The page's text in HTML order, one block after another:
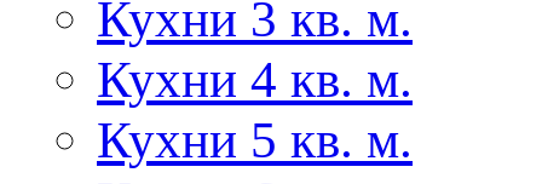
Кухни 3 кв. м.
Кухни 4 кв. м.
Кухни 5 кв. м.